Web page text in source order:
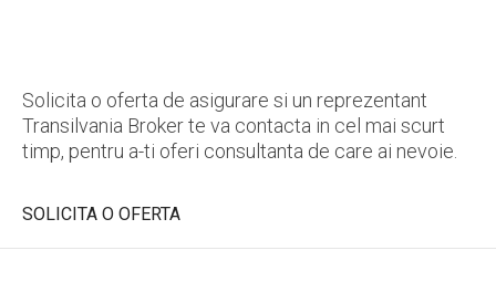
Solicita o oferta de asigurare si un reprezentant
Transilvania Broker te va contacta in cel mai scurt
timp, pentru a-ti oferi consultanta de care ai nevoie.
SOLICITA O OFERTA